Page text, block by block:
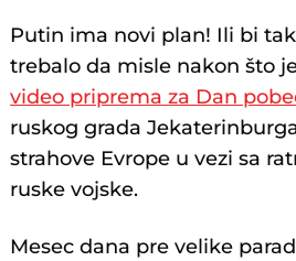
Putin ima novi plan! Ili bi
trebalo da misle nakon što
video priprema za Dan
ruskog grada
strahove Evrope u vezi sa
ruske vojske.
Mesec dana pre velike